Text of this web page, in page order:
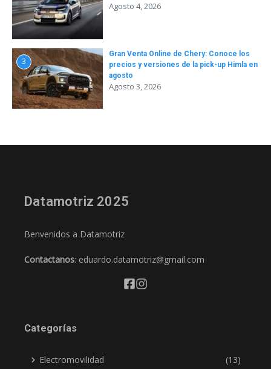
Agosto 4, 2026
3
Gran Venta Online de Chery: Conoce los
precios y versiones de la pick-up Himla en
agosto
Agosto 3, 2026
Datamotriz 2025
Benvenidos a Datamotriz
Contactanos: eduardo.datamotriz@gmail.com
Categorías
Electromovilidad (13)